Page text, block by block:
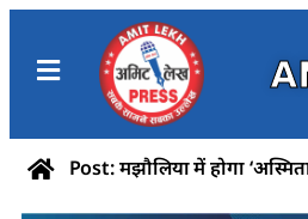
Post: मझौलिया में होगा